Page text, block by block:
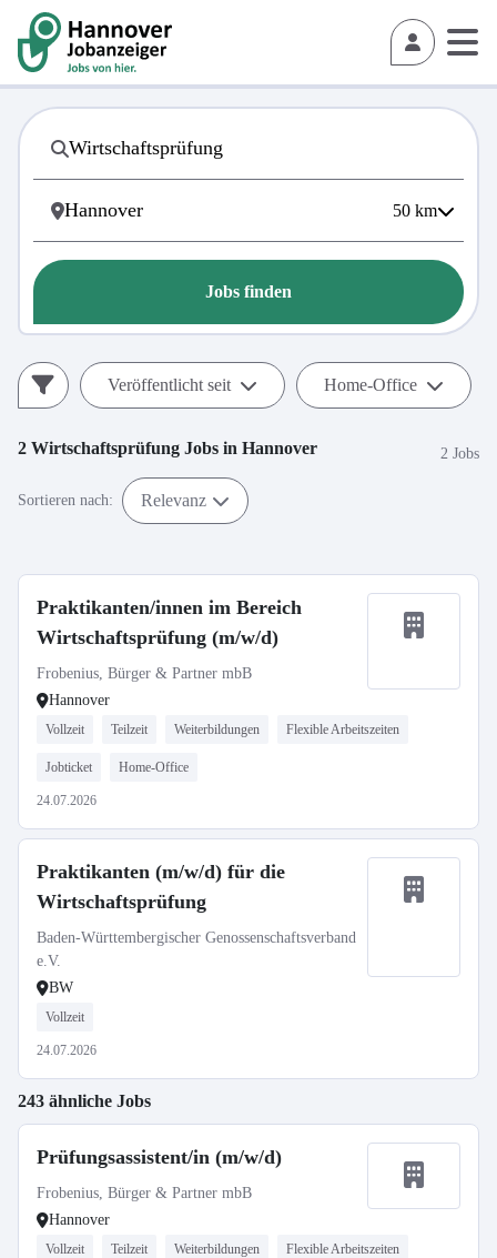
50 km
Jobs finden
Veröffentlicht seit Home-Office
2 Wirtschaftsprüfung Jobs in Hannover 2 Jobs
Sortieren nach: Relevanz
Praktikanten/innen im Bereich
Wirtschaftsprüfung (m/w/d)
Frobenius, Bürger & Partner mbB
Hannover
Vollzeit Teilzeit Weiterbildungen Flexible Arbeitszeiten
Jobticket Home-Office
24.07.2026
Praktikanten (m/w/d) für die
Wirtschaftsprüfung
Baden-Württembergischer Genossenschaftsverband
e.V.
BW
Vollzeit
24.07.2026
243 ähnliche Jobs
Prüfungsassistent/in (m/w/d)
Frobenius, Bürger & Partner mbB
Hannover
Vollzeit Teilzeit Weiterbildungen Flexible Arbeitszeiten